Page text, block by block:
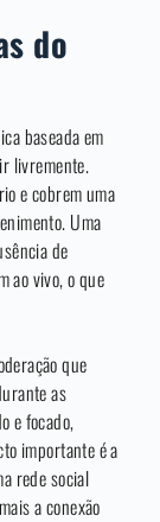
do
baseada em
livremente.
e cobrem uma
Uma
de
ao vivo, o que
que
as
e focado,
importante é a
rede social
a conexão